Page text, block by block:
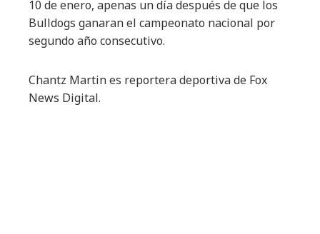
10 de enero, apenas un día después de que los
Bulldogs ganaran el campeonato nacional por
segundo año consecutivo.
Chantz Martin es reportera deportiva de Fox
News Digital.